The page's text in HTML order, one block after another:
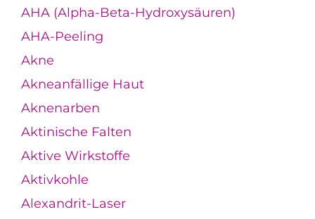
AHA (Alpha-Beta-Hydroxysäuren)
AHA-Peeling
Akne
Akneanfällige Haut
Aknenarben
Aktinische Falten
Aktive Wirkstoffe
Aktivkohle
Alexandrit-Laser